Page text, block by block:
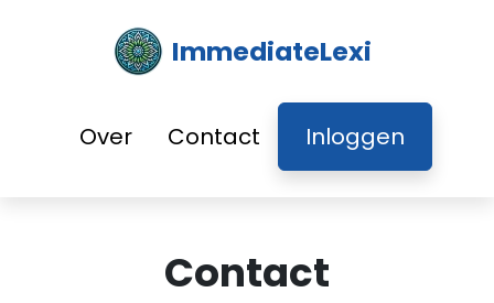
ImmediateLexi
Over Contact Inloggen
Contact